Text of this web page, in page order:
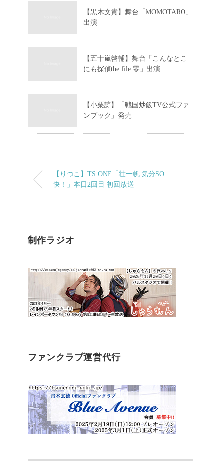
【黒木文貴】舞台「MOMOTARO」
出演
【五十嵐啓輔】舞台「こんなとこ
にも探偵the file 零」出演
【小栗諒】「戦国炒飯TV公式ファ
ンブック」発売
【りつこ】TS ONE「壮一帆 気分SO
快！」本日2回目 初回放送
制作ラジオ
ファンクラブ運営代行